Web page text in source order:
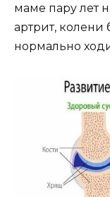
маме пару лет
артрит, колени
нормально